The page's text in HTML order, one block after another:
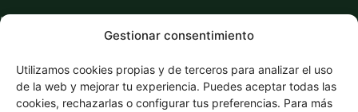
Gestionar consentimiento
Utilizamos cookies propias y de terceros para analizar el uso
de la web y mejorar tu experiencia. Puedes aceptar todas las
cookies, rechazarlas o configurar tus preferencias. Para más
Impresión personalizada online con asesoramiento
real, revisión humana y opciones pensadas para
aprovechar mejor cada tirada.
Envío gratuito Pago seguro